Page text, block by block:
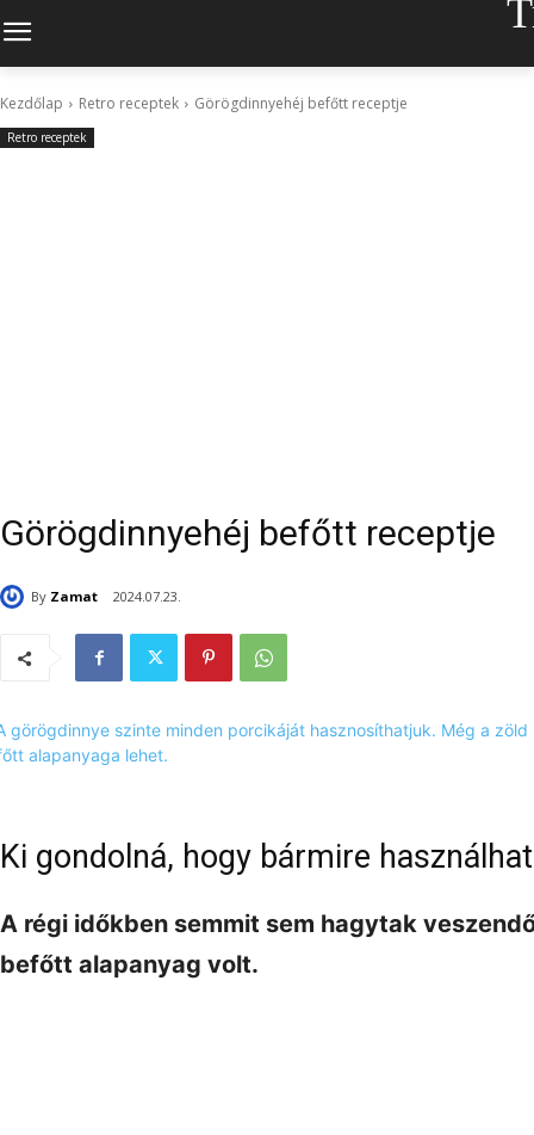
Kezdőlap Retro receptek Görögdinnyehéj befőtt receptje
Retro receptek
Görögdinnyehéj befőtt receptje
By Zamat 2024.07.23.
Ki gondolná, hogy bármire
A régi időkben semmit sem hagytak
befőtt alapanyag volt.